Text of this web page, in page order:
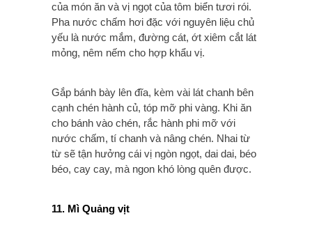
của món ăn và vị ngọt của tôm biển tươi rói.
Pha nước chấm hơi đặc với nguyên liệu chủ
yếu là nước mắm, đường cát, ớt xiêm cắt lát
mỏng, nêm nếm cho hợp khẩu vị.
Gắp bánh bày lên đĩa, kèm vài lát chanh bên
cạnh chén hành củ, tóp mỡ phi vàng. Khi ăn
cho bánh vào chén, rắc hành phi mỡ với
nước chấm, tí chanh và nâng chén. Nhai từ
từ sẽ tận hưởng cái vị ngòn ngọt, dai dai, béo
béo, cay cay, mà ngon khó lòng quên được.
11. Mì Quảng vịt